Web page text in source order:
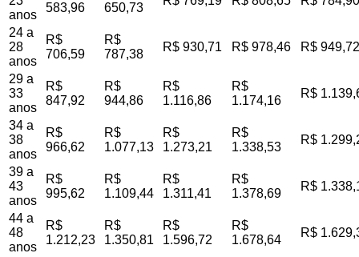
anos
583,96
650,73
24 a
28
anos
R$
706,59
R$
787,38
R$ 930,71 R$ 978,46 R$ 949,72
29 a
33
anos
R$
847,92
R$
944,86
R$
1.116,86
R$
1.174,16
R$
34 a
38
anos
R$
966,62
R$
1.077,13
R$
1.273,21
R$
1.338,53
R$
39 a
43
anos
R$
995,62
R$
1.109,44
R$
1.311,41
R$
1.378,69
R$
44 a
48
anos
R$
1.212,23
R$
1.350,81
R$
1.596,72
R$
1.678,64
R$